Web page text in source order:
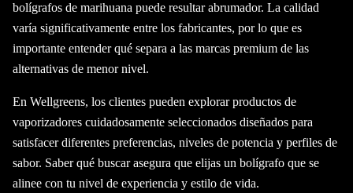
bolígrafos de marihuana puede resultar abrumador. La calidad
varía significativamente entre los fabricantes, por lo que es
importante entender qué separa a las marcas premium de las
alternativas de menor nivel.
En Wellgreens, los clientes pueden explorar productos de
vaporizadores cuidadosamente seleccionados diseñados para
satisfacer diferentes preferencias, niveles de potencia y perfiles de
sabor. Saber qué buscar asegura que elijas un bolígrafo que se
alinee con tu nivel de experiencia y estilo de vida.